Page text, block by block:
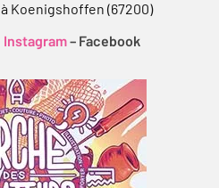
Koenigshoffen (67200)
Instagram– Facebook